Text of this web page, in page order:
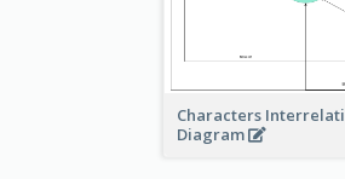
Characters
Diagram